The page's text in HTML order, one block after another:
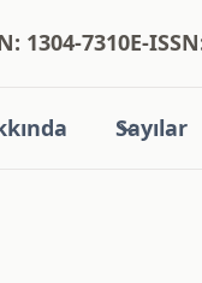
Sayılar
1304-7310E-